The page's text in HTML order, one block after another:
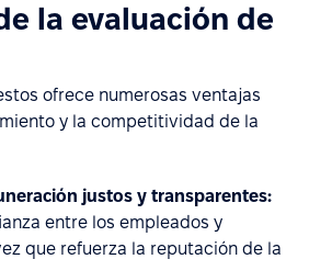
la evaluación de
ofrece numerosas ventajas
y la competitividad de la
justos y transparentes:
entre los empleados y
que refuerza la reputación de la